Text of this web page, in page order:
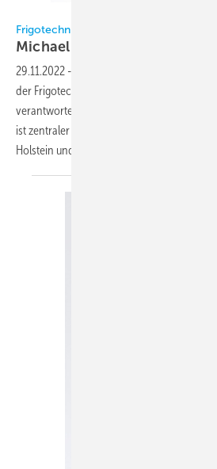
Frigotechnik
Michael Geerdts
29.11.2022 -
der Frigotechnik-Niederlassung Hamburg
verantwortet die Führung sowie
ist zentraler Ansprechpartner im
Holstein und in weiten Teilen